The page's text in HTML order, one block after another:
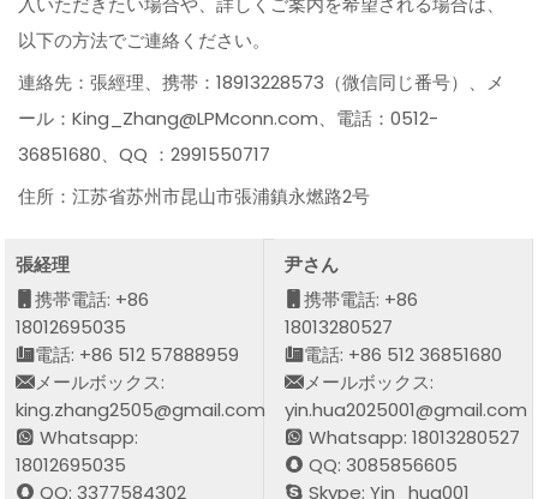
以下の方法でご連絡ください。
連絡先：張經理、携帯：18913228573（微信同じ番号）、メ
ール：King_Zhang@LPMconn.com、電話：0512-
36851680、QQ ：2991550717
住所：江苏省苏州市昆山市張浦鎮永燃路2号
張経理
携帯電話: +86
18012695035
電話: +86 512 57888959
メールボックス:
king.zhang2505@gmail.com
Whatsapp:
18012695035
QQ: 3377584302
尹さん
携帯電話: +86
18013280527
電話: +86 512 36851680
メールボックス:
yin.hua2025001@gmail.com
Whatsapp: 18013280527
QQ: 3085856605
Skype: Yin_hua001